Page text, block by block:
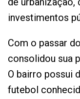
investimentos
Com o passar
consolidou sua
O bairro possui
futebol